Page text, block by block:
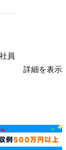
員
詳細を表示